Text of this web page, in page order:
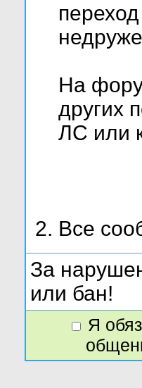
На
других
ЛС или
Все
За
или бан!
Я